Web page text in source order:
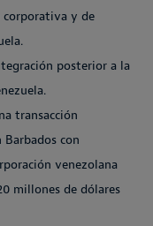
corporativa y de
posterior a la
transacción
con
venezolana
millones de dólares